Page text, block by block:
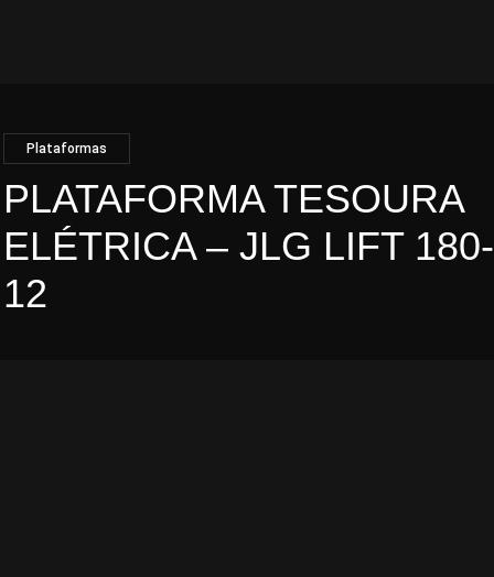
Plataformas
PLATAFORMA TESOURA
ELÉTRICA – JLG LIFT 180-
12